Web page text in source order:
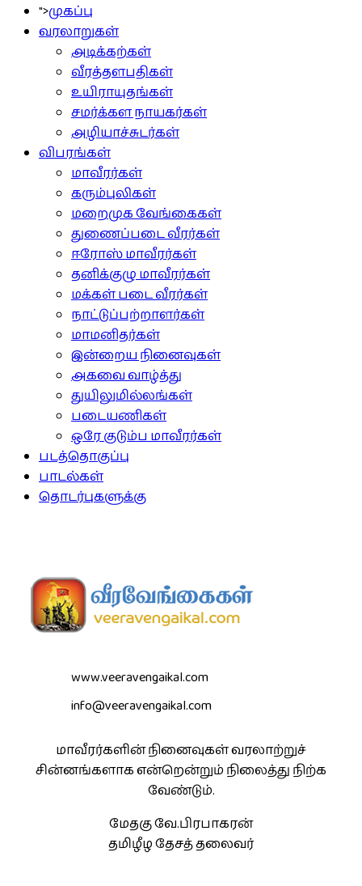
">முகப்பு
வரலாறுகள்
அடிக்கற்கள்
வீரத்தளபதிகள்
உயிராயுதங்கள்
சமர்க்கள நாயகர்கள்
அழியாச்சுடர்கள்
விபரங்கள்
மாவீரர்கள்
கரும்புலிகள்
மறைமுக வேங்கைகள்
துணைப்படை வீரர்கள்
ஈரோஸ் மாவீரர்கள்
தனிக்குழு மாவீரர்கள்
மக்கள் படை வீரர்கள்
நாட்டுப்பற்றாளர்கள்
மாமனிதர்கள்
இன்றைய நினைவுகள்
அகவை வாழ்த்து
துயிலுமில்லங்கள்
படையணிகள்
ஒரே குடும்ப மாவீரர்கள்
படத்தொகுப்பு
பாடல்கள்
தொடர்புகளுக்கு
www.veeravengaikal.com
info@veeravengaikal.com
மாவீரர்களின் நினைவுகள் வரலாற்றுச்
சின்னங்களாக என்றென்றும் நிலைத்து நிற்க
வேண்டும்.
மேதகு வே.பிரபாகரன்
தமிழீழ தேசத் தலைவர்